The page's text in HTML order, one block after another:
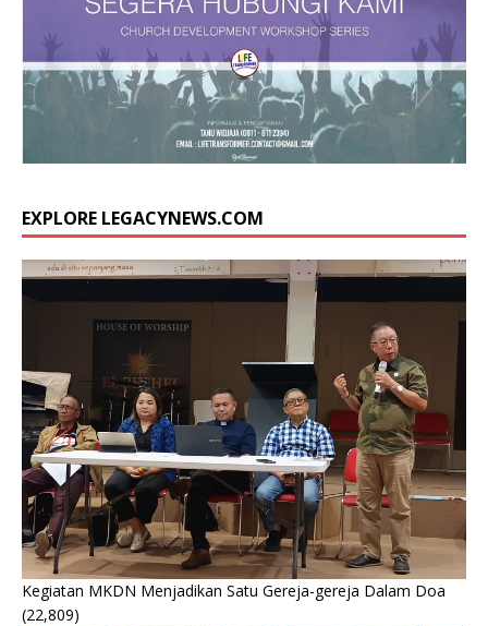
EXPLORE LEGACYNEWS.COM
Kegiatan MKDN Menjadikan Satu Gereja-gereja Dalam Doa
(22,809)